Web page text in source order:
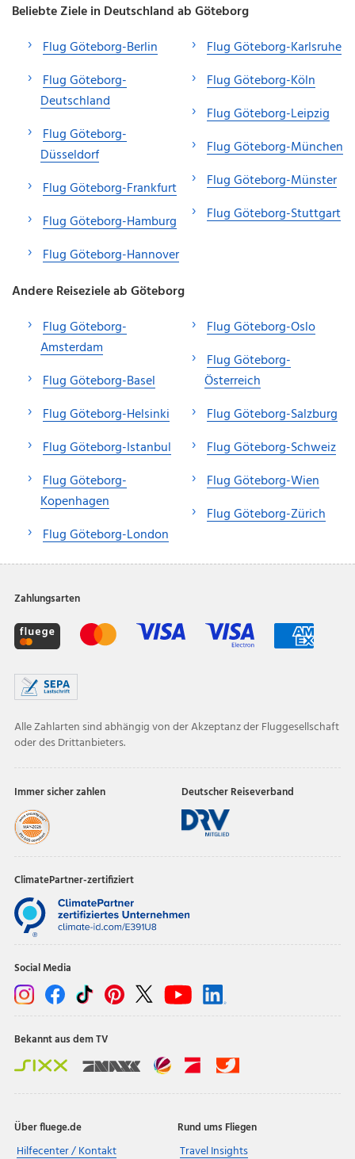
Beliebte Ziele in Deutschland ab Göteborg
Flug Göteborg-Berlin
Flug Göteborg-
Deutschland
Flug Göteborg-
Düsseldorf
Flug Göteborg-Frankfurt
Flug Göteborg-Hamburg
Flug Göteborg-Hannover
Flug Göteborg-Karlsruhe
Flug Göteborg-Köln
Flug Göteborg-Leipzig
Flug Göteborg-München
Flug Göteborg-Münster
Flug Göteborg-Stuttgart
Andere Reiseziele ab Göteborg
Flug Göteborg-
Amsterdam
Flug Göteborg-Basel
Flug Göteborg-Helsinki
Flug Göteborg-Istanbul
Flug Göteborg-
Kopenhagen
Flug Göteborg-London
Flug Göteborg-Oslo
Flug Göteborg-
Österreich
Flug Göteborg-Salzburg
Flug Göteborg-Schweiz
Flug Göteborg-Wien
Flug Göteborg-Zürich